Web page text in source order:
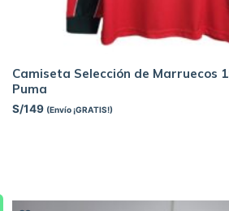
Camiseta Selección de Marruecos
Puma
S/149 (Envío ¡GRATIS!)